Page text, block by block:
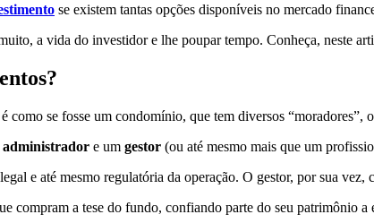
se existem tantas opções disponíveis no mercado
a vida do investidor e lhe poupar tempo. Conheça, neste
se fosse um condomínio, que tem diversos “moradores”,
administrador e um gestor (ou até mesmo mais que um
e até mesmo regulatória da operação. O gestor, por sua
compram a tese do fundo, confiando parte do seu patrimônio a